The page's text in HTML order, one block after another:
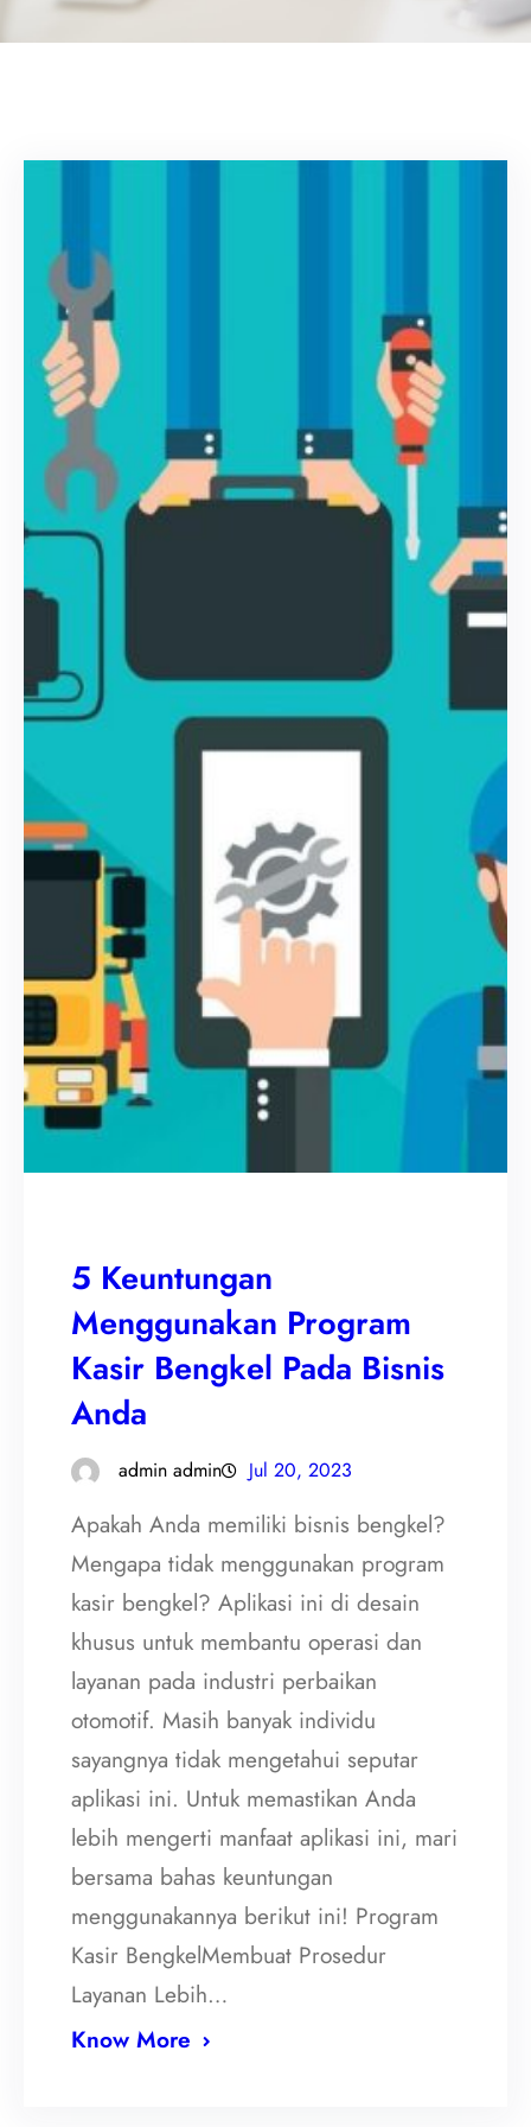
5 Keuntungan
Menggunakan Program
Kasir Bengkel Pada Bisnis
Anda
admin admin Jul 20, 2023
Apakah Anda memiliki bisnis bengkel?
Mengapa tidak menggunakan program
kasir bengkel? Aplikasi ini di desain
khusus untuk membantu operasi dan
layanan pada industri perbaikan
otomotif. Masih banyak individu
sayangnya tidak mengetahui seputar
aplikasi ini. Untuk memastikan Anda
lebih mengerti manfaat aplikasi ini, mari
bersama bahas keuntungan
menggunakannya berikut ini! Program
Kasir BengkelMembuat Prosedur
Layanan Lebih…
Know More